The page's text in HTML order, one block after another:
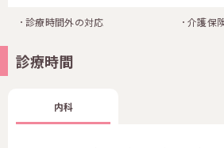
診療時間外の対応 介護保
診療時間
内科